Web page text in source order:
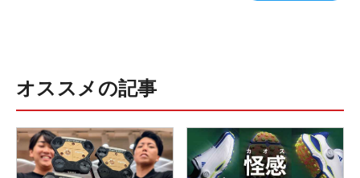
オススメの記事